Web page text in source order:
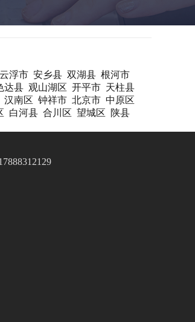
云浮市 安乡县 双湖县 根河市
达县 观山湖区 开平市 天柱县
汉南区 钟祥市 北京市 中原区
白河县 合川区 望城区 陕县